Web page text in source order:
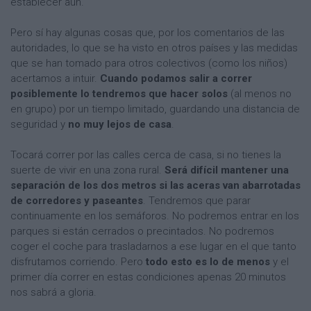
Pero sí hay algunas cosas que, por los comentarios de las
autoridades, lo que se ha visto en otros países y las medidas
que se han tomado para otros colectivos (como los niños)
acertamos a intuir. Cuando podamos salir a correr
posiblemente lo tendremos que hacer solos (al menos no
en grupo) por un tiempo limitado, guardando una distancia de
seguridad y no muy lejos de casa.
Tocará correr por las calles cerca de casa, si no tienes la
suerte de vivir en una zona rural. Será difícil mantener una
separación de los dos metros si las aceras van abarrotadas
de corredores y paseantes. Tendremos que parar
continuamente en los semáforos. No podremos entrar en los
parques si están cerrados o precintados. No podremos
coger el coche para trasladarnos a ese lugar en el que tanto
disfrutamos corriendo. Pero todo esto es lo de menos y el
primer día correr en estas condiciones apenas 20 minutos
nos sabrá a gloria.